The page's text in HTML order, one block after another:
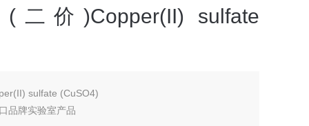
二价)Copper(II) sulfate
sulfate (CuSO4)
品牌实验室产品